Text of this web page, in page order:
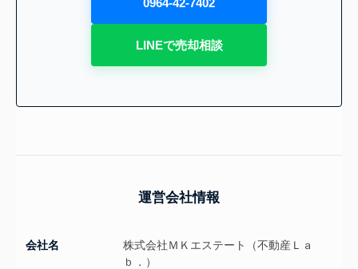
LINEで売却相談
運営会社情報
会社名
株式会社ＭＫエステート（不動産Ｌａ
ｂ．）